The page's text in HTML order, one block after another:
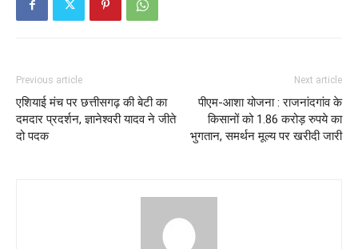
Previous article
एशियाई मंच पर छत्तीसगढ़ की बेटी का
दमदार प्रदर्शन, ज्ञानेश्वरी यादव ने जीते
दो पदक
Next article
पीएम-आशा योजना : राजनांदगांव के
किसानों को 1.86 करोड़ रुपये का
भुगतान, समर्थन मूल्य पर खरीदी जारी